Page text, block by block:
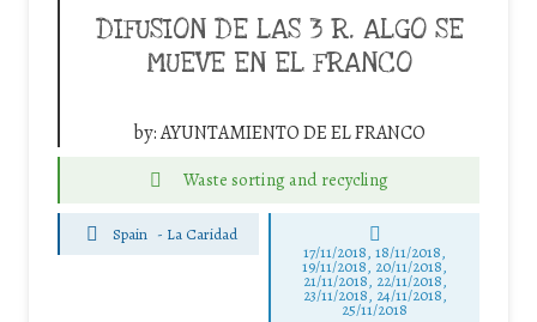
DIFUSION DE LAS 3 R. ALGO SE
MUEVE EN EL FRANCO
by:AYUNTAMIENTO DE EL FRANCO
Waste sorting and recycling
Spain - La Caridad
17/11/2018, 18/11/2018,
19/11/2018, 20/11/2018,
21/11/2018, 22/11/2018,
23/11/2018, 24/11/2018,
25/11/2018